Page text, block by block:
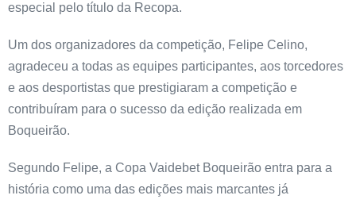
especial pelo título da Recopa.
Um dos organizadores da competição, Felipe Celino,
agradeceu a todas as equipes participantes, aos torcedores
e aos desportistas que prestigiaram a competição e
contribuíram para o sucesso da edição realizada em
Boqueirão.
Segundo Felipe, a Copa Vaidebet Boqueirão entra para a
história como uma das edições mais marcantes já